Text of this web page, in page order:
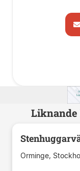
Liknande
Orminge,